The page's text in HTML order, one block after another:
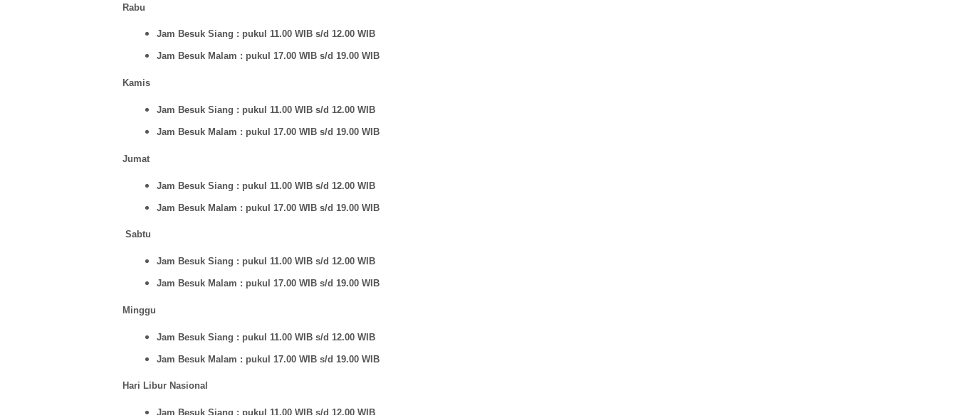
Rabu
Jam Besuk Siang : pukul 11.00 WIB s/d 12.00 WIB
Jam Besuk Malam : pukul 17.00 WIB s/d 19.00 WIB
Kamis
Jam Besuk Siang : pukul 11.00 WIB s/d 12.00 WIB
Jam Besuk Malam : pukul 17.00 WIB s/d 19.00 WIB
Jumat
Jam Besuk Siang : pukul 11.00 WIB s/d 12.00 WIB
Jam Besuk Malam : pukul 17.00 WIB s/d 19.00 WIB
Sabtu
Jam Besuk Siang : pukul 11.00 WIB s/d 12.00 WIB
Jam Besuk Malam : pukul 17.00 WIB s/d 19.00 WIB
Minggu
Jam Besuk Siang : pukul 11.00 WIB s/d 12.00 WIB
Jam Besuk Malam : pukul 17.00 WIB s/d 19.00 WIB
Hari Libur Nasional
Jam Besuk Siang : pukul 11.00 WIB s/d 12.00 WIB